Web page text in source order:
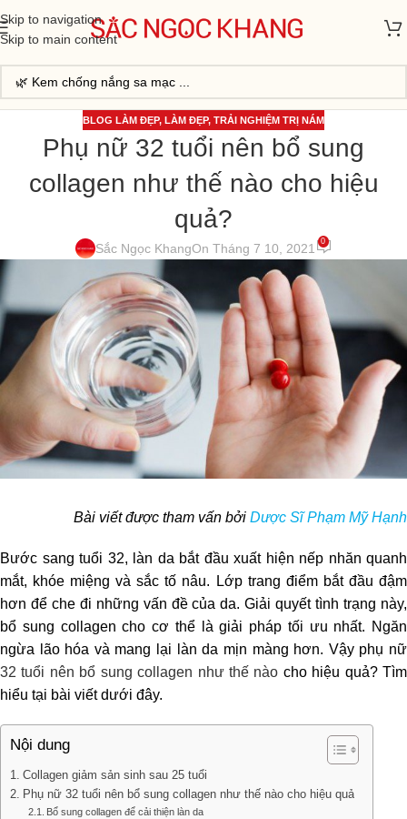
Skip to navigation
Skip to main content
BLOG LÀM ĐẸP, LÀM ĐẸP, TRẢI NGHIỆM TRỊ NÁM
Phụ nữ 32 tuổi nên bổ sung
collagen như thế nào cho hiệu
quả?
Sắc Ngọc KhangOn Tháng 7 10, 2021 0
Bài viết được tham vấn bởi Dược Sĩ Phạm Mỹ Hạnh
Bước sang tuổi 32, làn da bắt đầu xuất hiện nếp nhăn quanh
mắt, khóe miệng và sắc tố nâu. Lớp trang điểm bắt đầu đậm
hơn để che đi những vấn đề của da. Giải quyết tình trạng này,
bổ sung collagen cho cơ thể là giải pháp tối ưu nhất. Ngăn
ngừa lão hóa và mang lại làn da mịn màng hơn. Vậy phụ nữ
32 tuổi nên bổ sung collagen như thế nào cho hiệu quả? Tìm
hiểu tại bài viết dưới đây.
Nội dung
Collagen giảm sản sinh sau 25 tuổi
Phụ nữ 32 tuổi nên bổ sung collagen như thế nào cho hiệu quả
Bổ sung collagen để cải thiện làn da